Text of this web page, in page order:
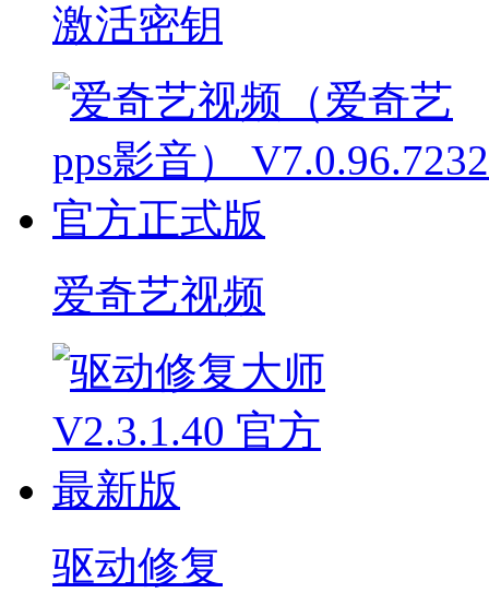
激活密钥
爱奇艺视频
驱动修复